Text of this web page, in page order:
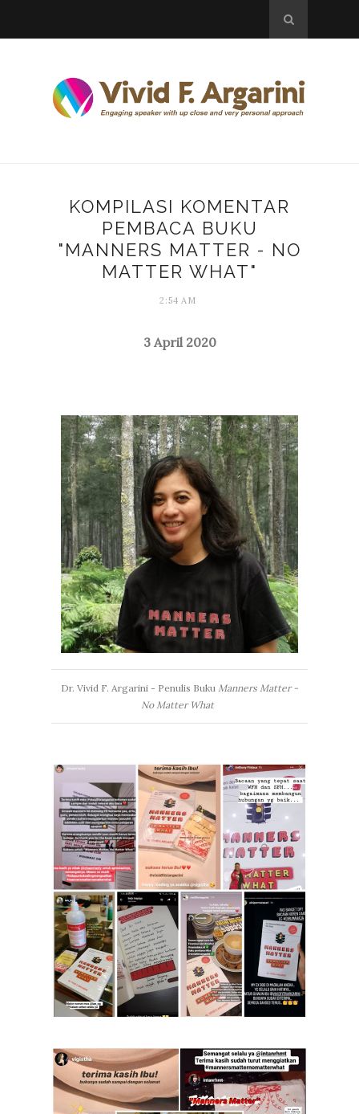
KOMPILASI KOMENTAR
PEMBACA BUKU
"MANNERS MATTER - NO
MATTER WHAT"
2:54 AM
3 April 2020
Dr. Vivid F. Argarini - Penulis Buku Manners Matter -
No Matter What